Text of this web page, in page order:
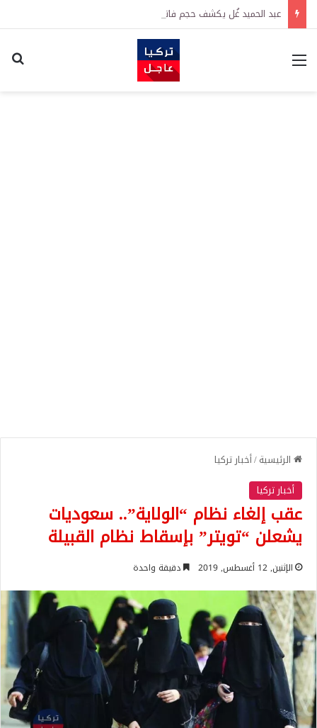
عبد الحميد غُل يكشف حجم فاتورة الإرهاب على اقتصاد تركيا
القائمة
الرئيسية/أخبار تركيا
أخبار تركيا
عقب إلغاء نظام “الولاية”.. سعوديات
يشعلن “تويتر” بإسقاط نظام القبيلة
الإثنين, 12 أغسطس, 2019 دقيقة واحدة